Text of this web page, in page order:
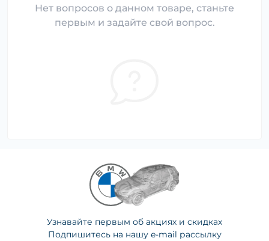
Нет вопросов о данном товаре, станьте
первым и задайте свой вопрос.
Узнавайте первым об акциях и скидках
Подпишитесь на нашу e-mail рассылку